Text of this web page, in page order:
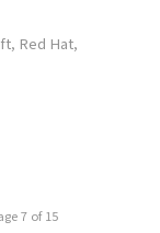
, Red Hat,
7 of 15